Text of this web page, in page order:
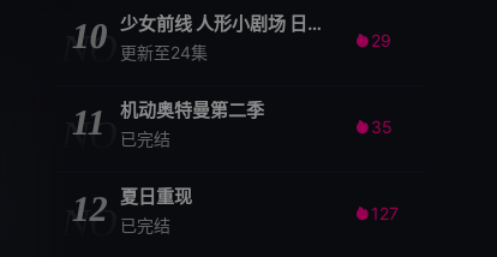
NO
10 少女前线 人形小剧场 日语版
更新至24集
 29
NO
11 机动奥特曼第二季
已完结
 35
NO
12 夏日重现
已完结
 127